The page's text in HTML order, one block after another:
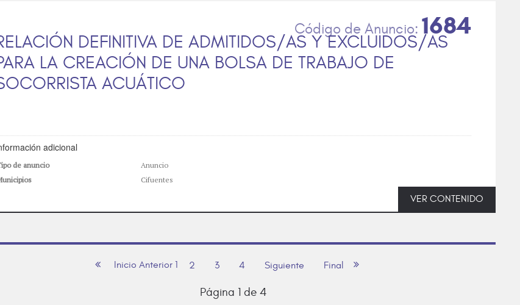
DEFINITIVA DE ADMITIDOS/AS Y EXCLUIDOS/AS
LA CREACIÓN DE UNA BOLSA DE TRABAJO DE
ACUÁTICO
1684
adicional
de anuncio
Anuncio
Cifuentes
VER CONTENIDO
Inicio Anterior 1 2 3 4 Siguiente Final
Página 1 de 4